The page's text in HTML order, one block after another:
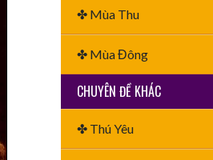
✤ Mùa Thu
✤ Mùa Đông
CHUYÊN ĐỀ KHÁC
✤ Thú Yêu